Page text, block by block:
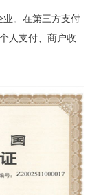
业。在第三方支付
人支付、商户收